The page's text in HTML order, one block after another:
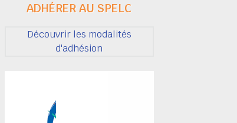
ADHÉRER AU SPELC
Découvrir les modalités
d'adhésion